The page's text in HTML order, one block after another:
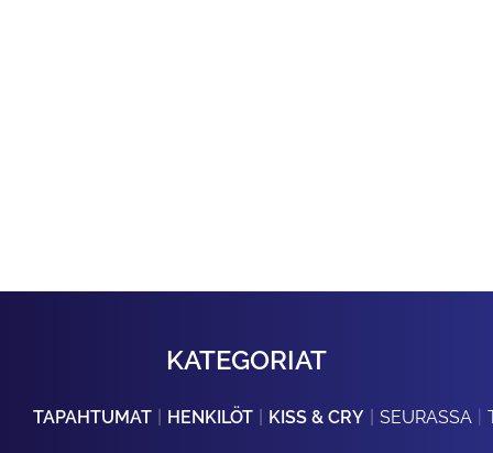
KATEGORIAT
TAPAHTUMAT HENKILÖT KISS & CRY SEURASSA